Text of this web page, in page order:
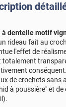
dentelle motif
rideau fait au
l'effet de
totalement
de crochets sans
à poussière" et